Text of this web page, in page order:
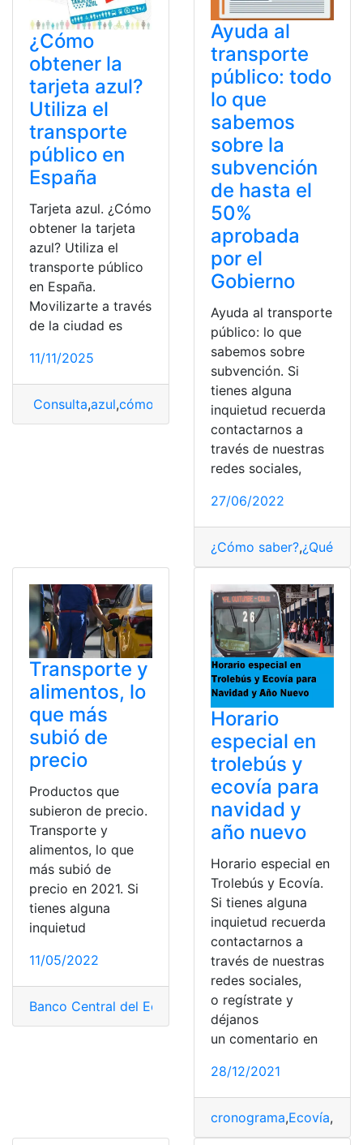
¿Cómo
obtener la
tarjeta azul?
Utiliza el
transporte
público en
España
Tarjeta azul. ¿Cómo
obtener la tarjeta
azul? Utiliza el
transporte público
en España.
Movilizarte a través
de la ciudad es
11/11/2025
Consulta,azul,cómo obtener España,Obtener,tarjeta
Ayuda al
transporte
público: todo
lo que
sabemos
sobre la
subvención
de hasta el
50%
aprobada
por el
Gobierno
Ayuda al transporte
público: lo que
sabemos sobre
subvención. Si
tienes alguna
inquietud recuerda
contactarnos a
través de nuestras
redes sociales,
27/06/2022
¿Cómo saber?,¿Qué es?
Transporte y
alimentos, lo
que más
subió de
precio
Productos que
subieron de precio.
Transporte y
alimentos, lo que
más subió de
precio en 2021. Si
tienes alguna
inquietud
11/05/2022
Banco Central del Ecuador Economía,inflación
Horario
especial en
trolebús y
ecovía para
navidad y
año nuevo
Horario especial en
Trolebús y Ecovía.
Si tienes alguna
inquietud recuerda
contactarnos a
través de nuestras
redes sociales,
o regístrate y
déjanos
un comentario en
28/12/2021
cronograma,Ecovía,